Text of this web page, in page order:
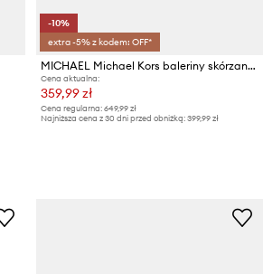
-10%
extra -5% z kodem: OFF*
MICHAEL Michael Kors baleriny skórzane Rowen Flex Ballet
Cena aktualna:
359,99 zł
Cena regularna: 649,99 zł
Najniższa cena z 30 dni przed obniżką: 399,99 zł